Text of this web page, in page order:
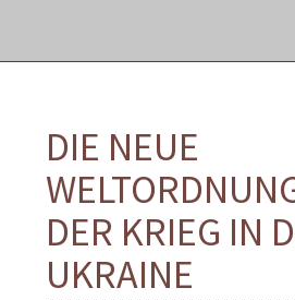
DIE NEUE
DER KRIEG IN
UKRAINE